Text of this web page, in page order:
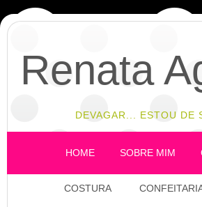
Renata
DEVAGAR... ESTOU DE
HOME SOBRE MIM
COSTURA